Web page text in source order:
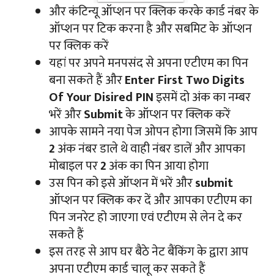
और कंटिन्यू ऑप्शन पर क्लिक करके कार्ड नंबर के
ऑप्शन पर टिक करना है और सबमिट के ऑप्शन
पर क्लिक करें
यहां पर अपने मनपसंद से अपना एटीएम का पिन
बना सकते हैं औरEnter First Two Digits
Of Your Disired PINइसमें दो अंक का नम्बर
भरें औरSubmitके ऑप्शन पर क्लिक करें
आपके सामने नया पेज ओपन होगा जिसमें कि आप
2अंक नंबर डाले थे वाही नंबर डालें और आपका
मोबाइल पर2अंक का पिन आया होगा
उस पिन को इसे ऑप्शन में भरें औरsubmit
ऑप्शन पर क्लिक कर दें और आपका एटीएम का
पिन जनरेट हो जाएगा एवं एटीएम से लेन दे कर
सकते हैं
इस तरह से आप घर बैठे नेट बैंकिंग के द्वारा आप
अपना एटीएम कार्ड चालू कर सकते हैं